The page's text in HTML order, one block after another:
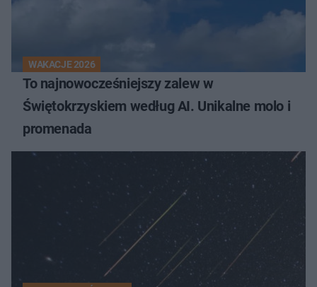
WAKACJE 2026
To najnowocześniejszy zalew w
Świętokrzyskiem według AI. Unikalne molo i
promenada